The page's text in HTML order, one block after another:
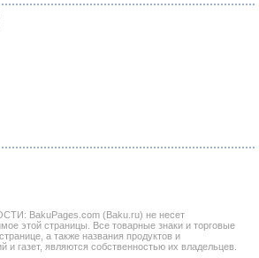
BakuPages.com (Baku.ru) не несет
этой страницы. Все товарные знаки и торговые
а также названия продуктов и
и газет, являются собственностью их владельцев.